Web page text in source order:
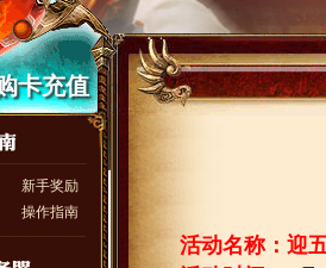
卡充值
新手奖励
操作指南
活动名称：迎